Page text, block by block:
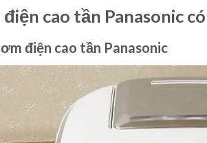
cao tần Panasonic
điện cao tần Panasonic